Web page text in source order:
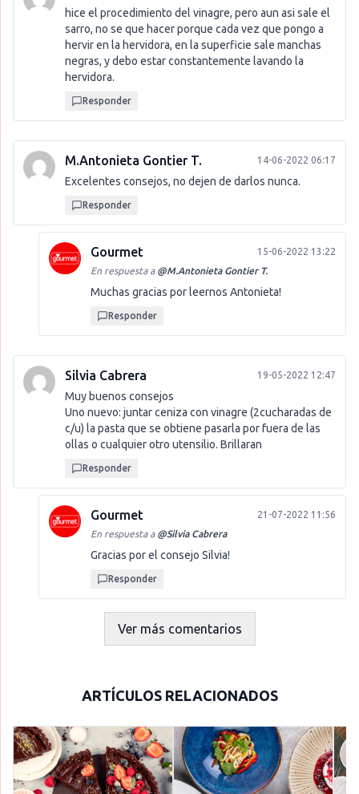
hice el procedimiento del vinagre, pero aun asi sale el
sarro, no se que hacer porque cada vez que pongo a
hervir en la hervidora, en la superficie sale manchas
negras, y debo estar constantemente lavando la
hervidora.
Responder
M.Antonieta Gontier T. 14-06-2022 06:17
Excelentes consejos, no dejen de darlos nunca.
Responder
Gourmet
15-06-2022 13:22
En respuesta a @M.Antonieta Gontier T.
Muchas gracias por leernos Antonieta!
Responder
Silvia Cabrera 19-05-2022 12:47
Muy buenos consejos
Uno nuevo: juntar ceniza con vinagre (2cucharadas de
c/u) la pasta que se obtiene pasarla por fuera de las
ollas o cualquier otro utensilio. Brillaran
Responder
Gourmet
21-07-2022 11:56
En respuesta a @Silvia Cabrera
Gracias por el consejo Silvia!
Responder
Ver más comentarios
ARTÍCULOS RELACIONADOS